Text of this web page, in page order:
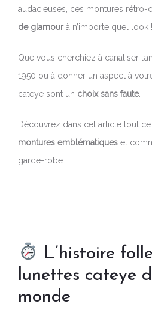
audacieuses, ces montures rétro-
de glamourà n’importe quel look !
Que vous cherchiez à canaliser
1950 ou à donner un aspect à
cateye sont un choix sans faute.
Découvrez dans cet article tout ce
montures emblématiques et
garde-robe.
L’histoire
lunettes cateye
monde